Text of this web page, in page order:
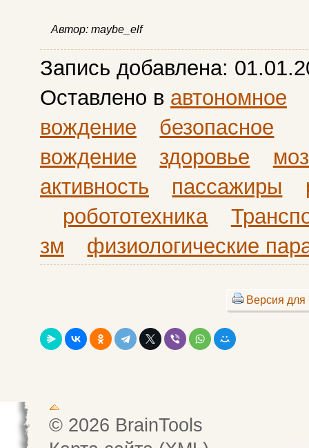
Автор: maybe_elf
Запись добавлена:
Оставлено в автономное
вождение
безопасное
вождение
здоровье
активность
пассажиры
робототехника
зм
физиологические
Версия для
© 2026 BrainTools